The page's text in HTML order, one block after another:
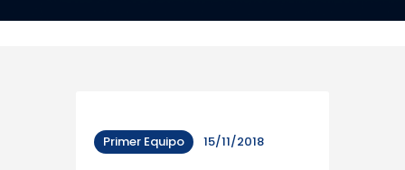
Primer Equipo 15/11/2018